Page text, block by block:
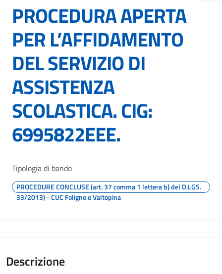
PROCEDURA APERTA
PER L’AFFIDAMENTO
DEL SERVIZIO DI
ASSISTENZA
SCOLASTICA. CIG:
6995822EEE.
Tipologia di bando
PROCEDURE CONCLUSE (art. 37 comma 1 lettera b) del D.LGS.
33/2013) - CUC Foligno e Valtopina
Descrizione